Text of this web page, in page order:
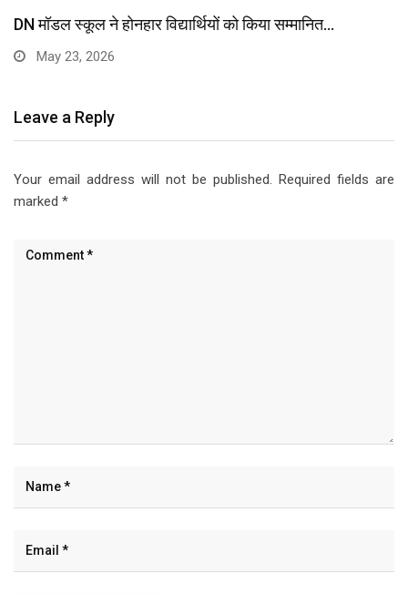
DN मॉडल स्कूल ने होनहार विद्यार्थियों को किया सम्मानित…
May 23, 2026
Leave a Reply
Your email address will not be published. Required fields are
marked *